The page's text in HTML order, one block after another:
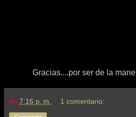
Gracias....por ser de la
en 7:16 p. m. 1 comentario: